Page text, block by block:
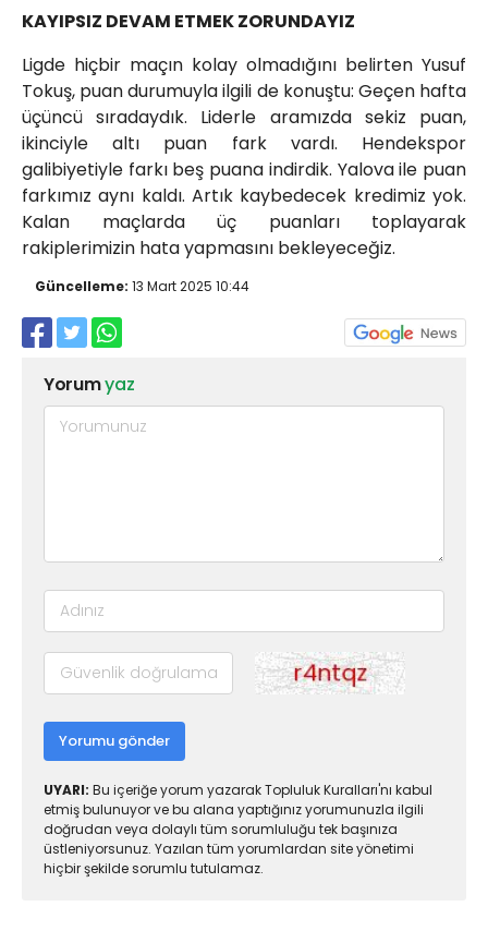
KAYIPSIZ DEVAM ETMEK ZORUNDAYIZ
Ligde hiçbir maçın kolay olmadığını belirten Yusuf
Tokuş, puan durumuyla ilgili de konuştu: Geçen hafta
üçüncü sıradaydık. Liderle aramızda sekiz puan,
ikinciyle altı puan fark vardı. Hendekspor
galibiyetiyle farkı beş puana indirdik. Yalova ile puan
farkımız aynı kaldı. Artık kaybedecek kredimiz yok.
Kalan maçlarda üç puanları toplayarak
rakiplerimizin hata yapmasını bekleyeceğiz.
Güncelleme: 13 Mart 2025 10:44
Yorumyaz
Yorumu gönder
UYARI: Bu içeriğe yorum yazarak Topluluk Kuralları'nı kabul
etmiş bulunuyor ve bu alana yaptığınız yorumunuzla ilgili
doğrudan veya dolaylı tüm sorumluluğu tek başınıza
üstleniyorsunuz. Yazılan tüm yorumlardan site yönetimi
hiçbir şekilde sorumlu tutulamaz.